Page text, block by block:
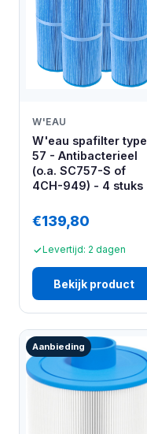
W'EAU
W'eau spafilter type
57 - Antibacterieel
(o.a. SC757-S of
4CH-949) - 4 stuks
€139,80
Levertijd: 2 dagen
Bekijk product
Aanbieding